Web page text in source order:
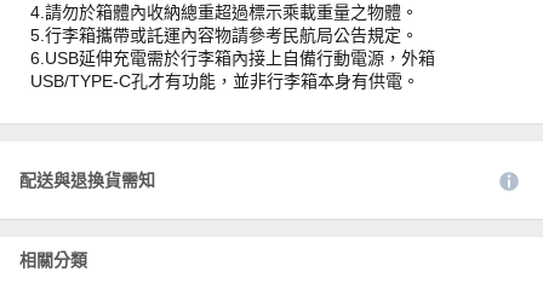
4.請勿於箱體內收納總重超過標示乘載重量之物體。
5.行李箱攜帶或託運內容物請參考民航局公告規定。
6.USB延伸充電需於行李箱內接上自備行動電源，外箱
USB/TYPE-C孔才有功能，並非行李箱本身有供電。
配送與退換貨需知
相關分類